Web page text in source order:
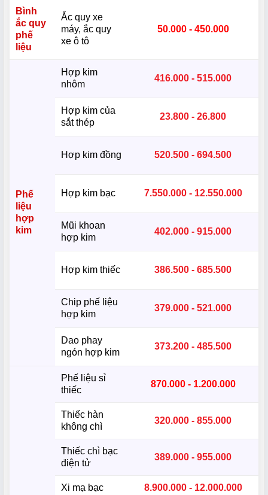
Bình
ắc quy
phế
liệu
Ắc quy xe
máy, ắc quy
xe ô tô
50.000 - 450.000
Phế
liệu
hợp
kim
Hợp kim
nhôm
416.000 - 515.000
Hợp kim của
sắt thép
23.800 - 26.800
Hợp kim đồng 520.500 - 694.500
Hợp kim bạc 7.550.000 - 12.550.000
Mũi khoan
hợp kim
402.000 - 915.000
Hợp kim thiếc 386.500 - 685.500
Chip phế liệu
hợp kim
379.000 - 521.000
Dao phay
ngón hợp kim
373.200 - 485.500
Phế liệu sỉ
thiếc
870.000 - 1.200.000
Thiếc hàn
không chì
320.000 - 855.000
Thiếc chì bạc
điện tử
389.000 - 955.000
Xi mạ bạc 8.900.000 - 12.000.000